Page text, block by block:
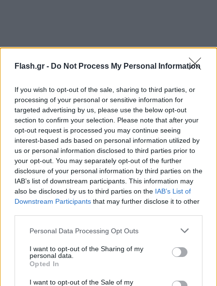
Flash.gr - Do Not Process My Personal Information
If you wish to opt-out of the sale, sharing to third parties, or
processing of your personal or sensitive information for
targeted advertising by us, please use the below opt-out
section to confirm your selection. Please note that after your
opt-out request is processed you may continue seeing
interest-based ads based on personal information utilized by
us or personal information disclosed to third parties prior to
your opt-out. You may separately opt-out of the further
disclosure of your personal information by third parties on the
IAB’s list of downstream participants. This information may
also be disclosed by us to third parties on the IAB’s List of
Downstream Participants that may further disclose it to other
Please note that this website/app uses one or more Google
not limited to your visit or usage behaviour. You may click to
grant or deny consent to Google and its third-party tags to
use your data for below specified purposes in below Google
consent section.
Personal Data Processing Opt Outs
I want to opt-out of the Sharing of my
personal data.
Opted In
I want to opt-out of the Sale of my
FLASH FOCUS